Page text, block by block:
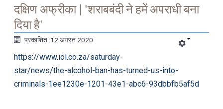
दक्षिण अफ्रीका | 'शराबबंदी ने हमें अपराधी बना
दिया है'
प्रकाशित: 12 अगस्त 2020
https://www.iol.co.za/saturday-
star/news/the-alcohol-ban-has-turned-us-into-
criminals-1ee1230e-1201-43e1-abc6-93dbbfb5af5d